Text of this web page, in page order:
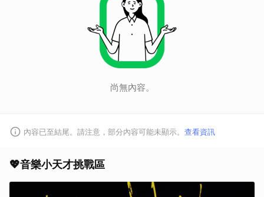
尚無內容。
內容已至結尾。請注意，部分內容可能未顯示。 查看資訊
💖音樂小天才挑戰區